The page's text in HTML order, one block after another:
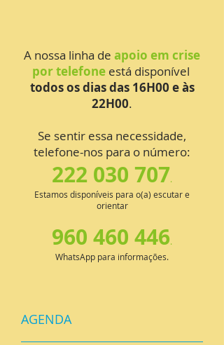
A nossa linha de apoio em crise
por telefone está disponível
todos os dias das 16H00 e às
22H00.
Se sentir essa necessidade,
telefone-nos para o número:
222 030 707.
Estamos disponíveis para o(a) escutar e
orientar
960 460 446.
WhatsApp para informações.
AGENDA